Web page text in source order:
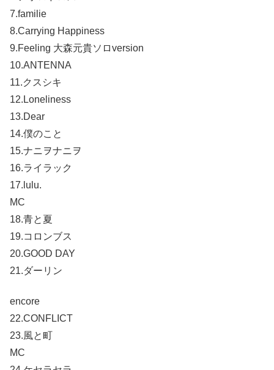
7.familie
8.Carrying Happiness
9.Feeling 大森元貴ソロversion
10.ANTENNA
11.クスシキ
12.Loneliness
13.Dear
14.僕のこと
15.ナニヲナニヲ
16.ライラック
17.lulu.
MC
18.青と夏
19.コロンブス
20.GOOD DAY
21.ダーリン
encore
22.CONFLICT
23.風と町
MC